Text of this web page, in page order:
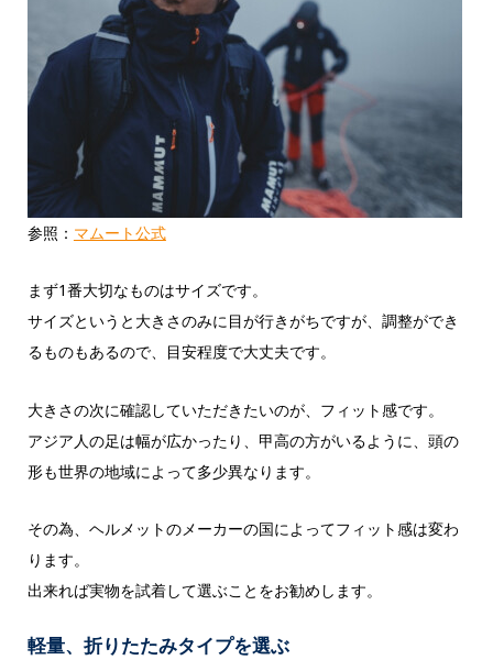
参照： マムート公式
まず1番大切なものはサイズです。
サイズというと大きさのみに目が行きがちですが、調整ができ
るものもあるので、目安程度で大丈夫です。
大きさの次に確認していただきたいのが、フィット感です。
アジア人の足は幅が広かったり、甲高の方がいるように、頭の
形も世界の地域によって多少異なります。
その為、ヘルメットのメーカーの国によってフィット感は変わ
ります。
出来れば実物を試着して選ぶことをお勧めします。
軽量、折りたたみタイプを選ぶ